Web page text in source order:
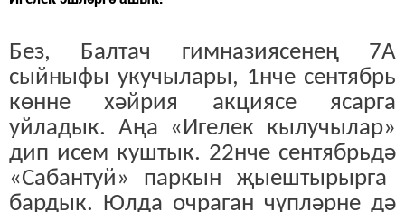
Без, Балтач гимназиясенең 7А
сыйныфы укучылары, 1нче сентябрь
көнне хәйрия акциясе ясарга
уйладык. Аңа «Игелек кылучылар»
дип исем куштык. 22нче сентябрьдә
«Сабантуй» паркын җыештырырга
бардык. Юлда очраган чүпләрне дә